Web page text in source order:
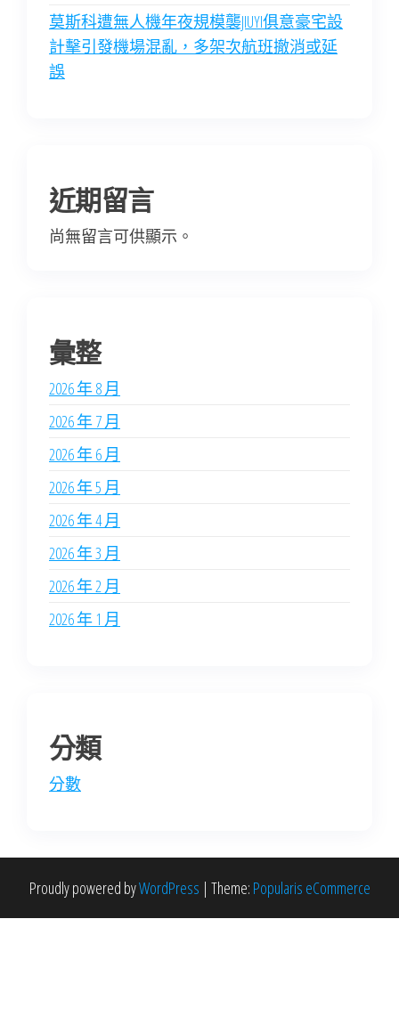
莫斯科遭無人機年夜規模襲JIUYI俱意豪宅設
計擊引發機場混亂，多架次航班撤消或延
誤
近期留言
尚無留言可供顯示。
彙整
2026 年 8 月
2026 年 7 月
2026 年 6 月
2026 年 5 月
2026 年 4 月
2026 年 3 月
2026 年 2 月
2026 年 1 月
分類
分數
Proudly powered byWordPress | Theme: Popularis eCommerce